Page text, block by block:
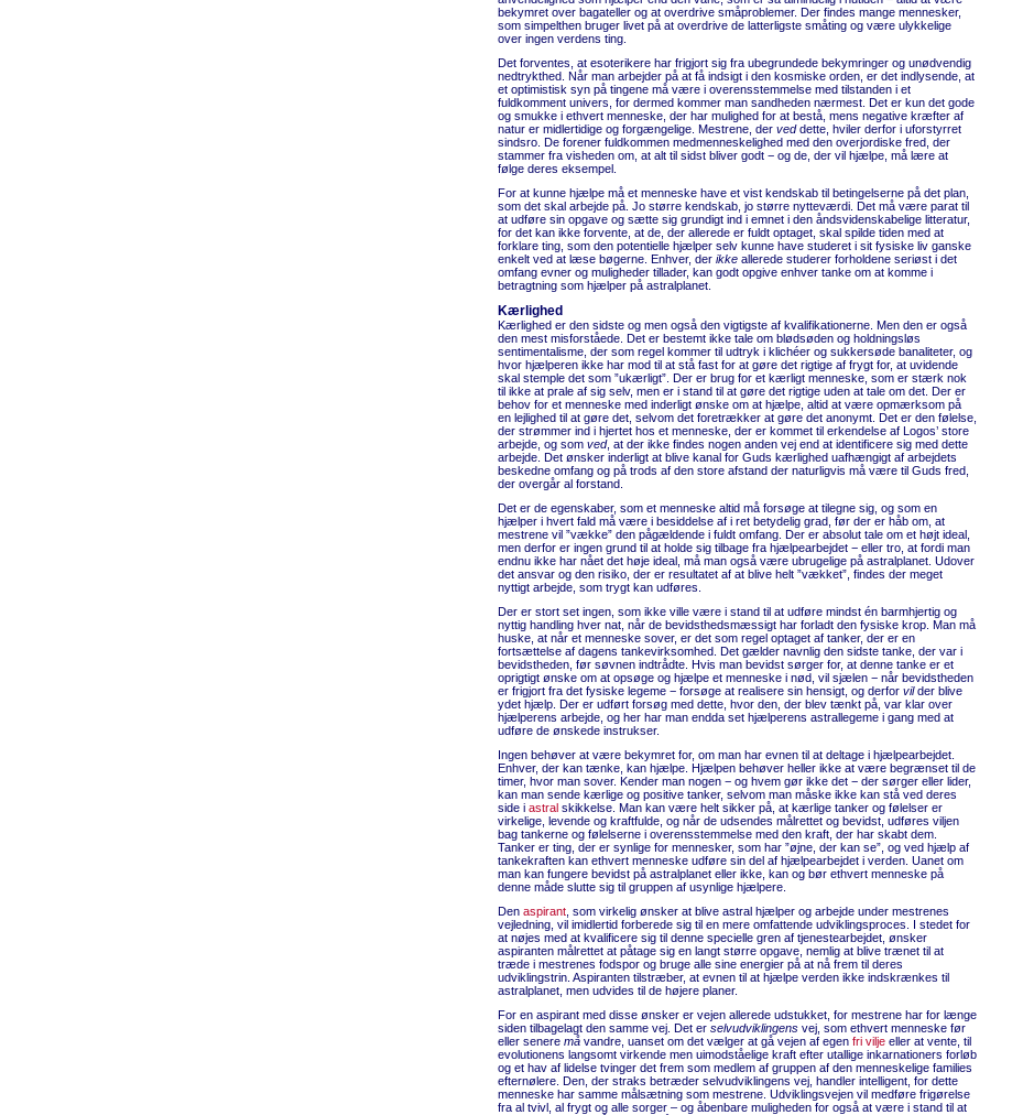
bekymret over bagateller og at overdrive småproblemer. Der findes mange mennesker,
som simpelthen bruger livet på at overdrive de latterligste småting og være ulykkelige
over ingen verdens ting.
Det forventes, at esoterikere har frigjort sig fra ubegrundede bekymringer og unødvendig
nedtrykthed. Når man arbejder på at få indsigt i den kosmiske orden, er det indlysende, at
et optimistisk syn på tingene må være i overensstemmelse med tilstanden i et
fuldkomment univers, for dermed kommer man sandheden nærmest. Det er kun det gode
og smukke i ethvert menneske, der har mulighed for at bestå, mens negative kræfter af
natur er midlertidige og forgængelige. Mestrene, der veddette, hviler derfor i uforstyrret
sindsro. De forener fuldkommen medmenneskelighed med den overjordiske fred, der
stammer fra visheden om, at alt til sidst bliver godt − og de, der vil hjælpe, må lære at
følge deres eksempel.
For at kunne hjælpe må et menneske have et vist kendskab til betingelserne på det plan,
som det skal arbejde på. Jo større kendskab, jo større nytteværdi. Det må være parat til
at udføre sin opgave og sætte sig grundigt ind i emnet i den åndsvidenskabelige litteratur,
for det kan ikke forvente, at de, der allerede er fuldt optaget, skal spilde tiden med at
forklare ting, som den potentielle hjælper selv kunne have studeret i sit fysiske liv ganske
enkelt ved at læse bøgerne. Enhver, der ikke allerede studerer forholdene seriøst i det
omfang evner og muligheder tillader, kan godt opgive enhver tanke om at komme i
betragtning som hjælper på astralplanet.
Kærlighed
Kærlighed er den sidste og men også den vigtigste af kvalifikationerne. Men den er også
den mest misforståede. Det er bestemt ikke tale om blødsøden og holdningsløs
sentimentalisme, der som regel kommer til udtryk i klichéer og sukkersøde banaliteter, og
hvor hjælperen ikke har mod til at stå fast for at gøre det rigtige af frygt for, at uvidende
skal stemple det som ”ukærligt”. Der er brug for et kærligt menneske, som er stærk nok
til ikke at prale af sig selv, men er i stand til at gøre det rigtige uden at tale om det. Der er
behov for et menneske med inderligt ønske om at hjælpe, altid at være opmærksom på
en lejlighed til at gøre det, selvom det foretrækker at gøre det anonymt. Det er den følelse,
der strømmer ind i hjertet hos et menneske, der er kommet til erkendelse af Logos’ store
arbejde, og som ved, at der ikke findes nogen anden vej end at identificere sig med dette
arbejde. Det ønsker inderligt at blive kanal for Guds kærlighed uafhængigt af arbejdets
beskedne omfang og på trods af den store afstand der naturligvis må være til Guds fred,
der overgår al forstand.
Det er de egenskaber, som et menneske altid må forsøge at tilegne sig, og som en
hjælper i hvert fald må være i besiddelse af i ret betydelig grad, før der er håb om, at
mestrene vil ”vække” den pågældende i fuldt omfang. Der er absolut tale om et højt ideal,
men derfor er ingen grund til at holde sig tilbage fra hjælpearbejdet − eller tro, at fordi man
endnu ikke har nået det høje ideal, må man også være ubrugelige på astralplanet. Udover
det ansvar og den risiko, der er resultatet af at blive helt ”vækket”, findes der meget
nyttigt arbejde, som trygt kan udføres.
Der er stort set ingen, som ikke ville være i stand til at udføre mindst én barmhjertig og
nyttig handling hver nat, når de bevidsthedsmæssigt har forladt den fysiske krop. Man må
huske, at når et menneske sover, er det som regel optaget af tanker, der er en
fortsættelse af dagens tankevirksomhed. Det gælder navnlig den sidste tanke, der var i
bevidstheden, før søvnen indtrådte. Hvis man bevidst sørger for, at denne tanke er et
oprigtigt ønske om at opsøge og hjælpe et menneske i nød, vil sjælen − når bevidstheden
er frigjort fra det fysiske legeme − forsøge at realisere sin hensigt, og derfor vilder blive
ydet hjælp. Der er udført forsøg med dette, hvor den, der blev tænkt på, var klar over
hjælperens arbejde, og her har man endda set hjælperens astrallegeme i gang med at
udføre de ønskede instrukser.
Ingen behøver at være bekymret for, om man har evnen til at deltage i hjælpearbejdet.
Enhver, der kan tænke, kan hjælpe. Hjælpen behøver heller ikke at være begrænset til de
timer, hvor man sover. Kender man nogen − og hvem gør ikke det − der sørger eller lider,
kan man sende kærlige og positive tanker, selvom man måske ikke kan stå ved deres
side i astral skikkelse. Man kan være helt sikker på, at kærlige tanker og følelser er
virkelige, levende og kraftfulde, og når de udsendes målrettet og bevidst, udføres viljen
bag tankerne og følelserne i overensstemmelse med den kraft, der har skabt dem.
Tanker er ting, der er synlige for mennesker, som har ”øjne, der kan se”, og ved hjælp af
tankekraften kan ethvert menneske udføre sin del af hjælpearbejdet i verden. Uanet om
man kan fungere bevidst på astralplanet eller ikke, kan og bør ethvert menneske på
denne måde slutte sig til gruppen af usynlige hjælpere.
Den aspirant , som virkelig ønsker at blive astral hjælper og arbejde under mestrenes
vejledning, vil imidlertid forberede sig til en mere omfattende udviklingsproces. I stedet for
at nøjes med at kvalificere sig til denne specielle gren af tjenestearbejdet, ønsker
aspiranten målrettet at påtage sig en langt større opgave, nemlig at blive trænet til at
træde i mestrenes fodspor og bruge alle sine energier på at nå frem til deres
udviklingstrin. Aspiranten tilstræber, at evnen til at hjælpe verden ikke indskrænkes til
astralplanet, men udvides til de højere planer.
For en aspirant med disse ønsker er vejen allerede udstukket, for mestrene har for længe
siden tilbagelagt den samme vej. Det er selvudviklingens vej, som ethvert menneske før
eller senere må vandre, uanset om det vælger at gå vejen af egen fri vilje eller at vente, til
evolutionens langsomt virkende men uimodståelige kraft efter utallige inkarnationers forløb
og et hav af lidelse tvinger det frem som medlem af gruppen af den menneskelige families
efternølere. Den, der straks betræder selvudviklingens vej, handler intelligent, for dette
menneske har samme målsætning som mestrene. Udviklingsvejen vil medføre frigørelse
fra al tvivl, al frygt og alle sorger – og åbenbare muligheden for også at være i stand til at